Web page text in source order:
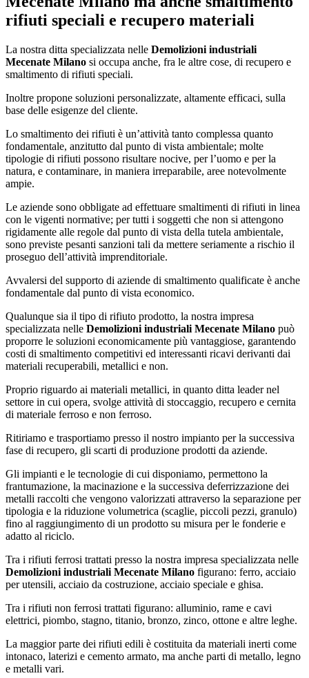
rifiuti speciali e recupero materiali
La nostra ditta specializzata nelle Demolizioni industriali
Mecenate Milano si occupa anche, fra le altre cose, di recupero e
smaltimento di rifiuti speciali.
Inoltre propone soluzioni personalizzate, altamente efficaci, sulla
base delle esigenze del cliente.
Lo smaltimento dei rifiuti è un’attività tanto complessa quanto
fondamentale, anzitutto dal punto di vista ambientale; molte
tipologie di rifiuti possono risultare nocive, per l’uomo e per la
natura, e contaminare, in maniera irreparabile, aree notevolmente
ampie.
Le aziende sono obbligate ad effettuare smaltimenti di rifiuti in linea
con le vigenti normative; per tutti i soggetti che non si attengono
rigidamente alle regole dal punto di vista della tutela ambientale,
sono previste pesanti sanzioni tali da mettere seriamente a rischio il
proseguo dell’attività imprenditoriale.
Avvalersi del supporto di aziende di smaltimento qualificate è anche
fondamentale dal punto di vista economico.
Qualunque sia il tipo di rifiuto prodotto, la nostra impresa
specializzata nelle Demolizioni industriali Mecenate Milano può
proporre le soluzioni economicamente più vantaggiose, garantendo
costi di smaltimento competitivi ed interessanti ricavi derivanti dai
materiali recuperabili, metallici e non.
Proprio riguardo ai materiali metallici, in quanto ditta leader nel
settore in cui opera, svolge attività di stoccaggio, recupero e cernita
di materiale ferroso e non ferroso.
Ritiriamo e trasportiamo presso il nostro impianto per la successiva
fase di recupero, gli scarti di produzione prodotti da aziende.
Gli impianti e le tecnologie di cui disponiamo, permettono la
frantumazione, la macinazione e la successiva deferrizzazione dei
metalli raccolti che vengono valorizzati attraverso la separazione per
tipologia e la riduzione volumetrica (scaglie, piccoli pezzi, granulo)
fino al raggiungimento di un prodotto su misura per le fonderie e
adatto al riciclo.
Tra i rifiuti ferrosi trattati presso la nostra impresa specializzata nelle
Demolizioni industriali Mecenate Milano figurano: ferro, acciaio
per utensili, acciaio da costruzione, acciaio speciale e ghisa.
Tra i rifiuti non ferrosi trattati figurano: alluminio, rame e cavi
elettrici, piombo, stagno, titanio, bronzo, zinco, ottone e altre leghe.
La maggior parte dei rifiuti edili è costituita da materiali inerti come
intonaco, laterizi e cemento armato, ma anche parti di metallo, legno
e metalli vari.